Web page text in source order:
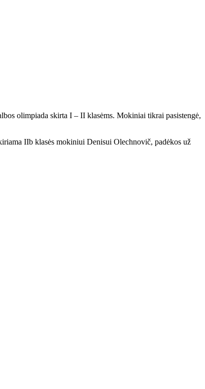
olimpiada skirta I – II klasėms. Mokiniai tikrai pasistengė,
IIb klasės mokiniui Denisui Olechnovič, padėkos už